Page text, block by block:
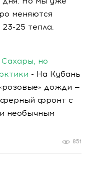
меняются
25 тепла.
но
- На Кубань
дожди —
фронт с
необычным
851